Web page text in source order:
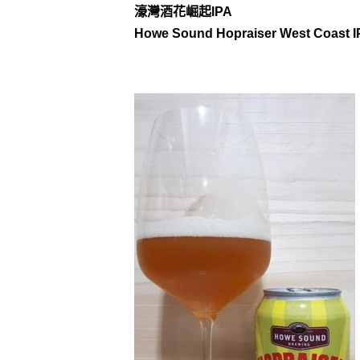
濠灣酒花崛起IPA
Howe Sound Hopraiser West Coast